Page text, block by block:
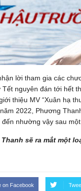
lời tham gia các
nguyên đán tới hết
thiệu MV “Xuân hạ
2022, Phương
nhường vậy sau
sẽ ra mắt một
on Facebook